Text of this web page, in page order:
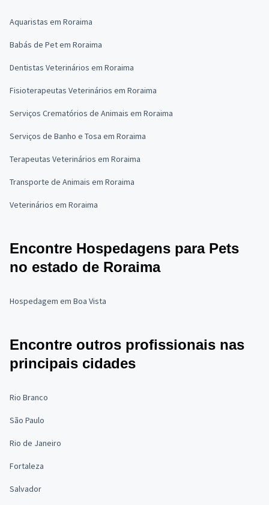
Aquaristas em Roraima
Babás de Pet em Roraima
Dentistas Veterinários em Roraima
Fisioterapeutas Veterinários em Roraima
Serviços Crematórios de Animais em Roraima
Serviços de Banho e Tosa em Roraima
Terapeutas Veterinários em Roraima
Transporte de Animais em Roraima
Veterinários em Roraima
Encontre Hospedagens para Pets
no estado de Roraima
Hospedagem em Boa Vista
Encontre outros profissionais nas
principais cidades
Rio Branco
São Paulo
Rio de Janeiro
Fortaleza
Salvador